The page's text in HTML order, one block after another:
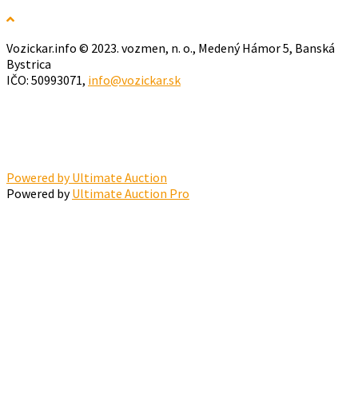
Vozickar.info © 2023. vozmen, n. o., Medený Hámor 5, Banská
Bystrica
IČO: 50993071, info@vozickar.sk
Powered by Ultimate Auction
Powered byUltimate Auction Pro